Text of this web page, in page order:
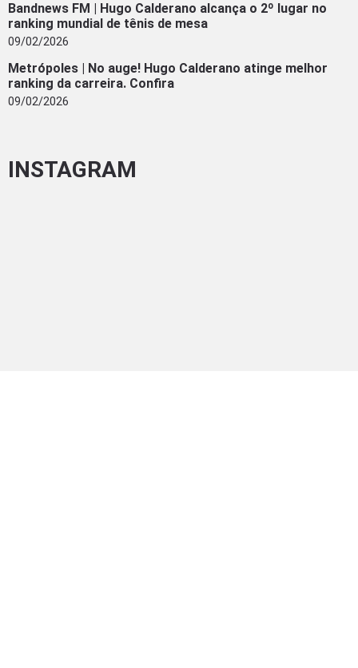
Bandnews FM | Hugo Calderano alcança o 2º lugar no
ranking mundial de tênis de mesa
09/02/2026
Metrópoles | No auge! Hugo Calderano atinge melhor
ranking da carreira. Confira
09/02/2026
INSTAGRAM